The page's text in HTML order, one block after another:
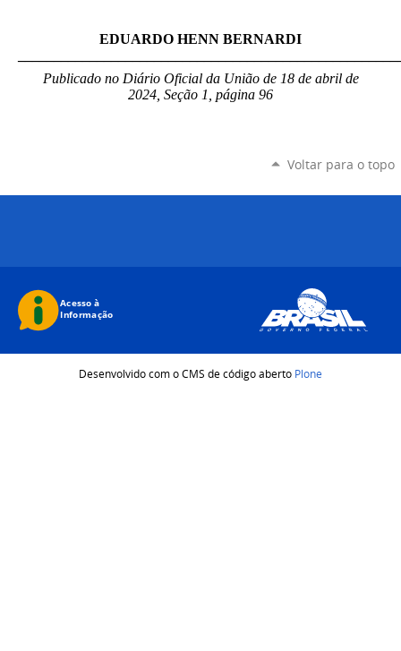
EDUARDO HENN BERNARDI
Publicado no Diário Oficial da União de 18 de abril de
2024, Seção 1, página 96
Voltar para o topo
Desenvolvido com o CMS de código aberto Plone